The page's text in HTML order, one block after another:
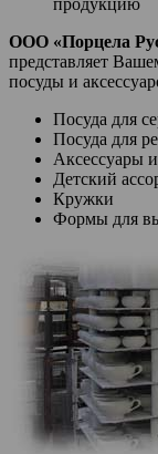
ООО «Порцела
представляет
посуды и
Посуда для
Посуда для
Аксессуары
Детский
Кружки
Формы для